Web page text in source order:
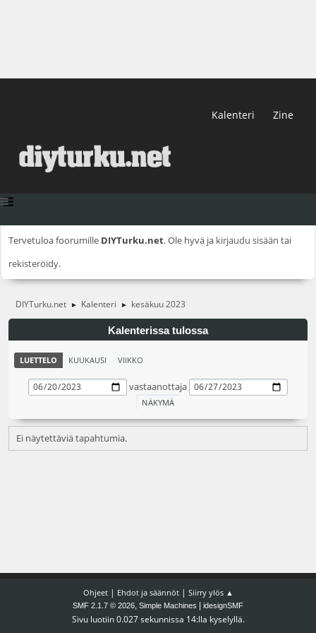
Kalenteri Zine
Tervetuloa foorumille DIYTurku.net. Ole hyvä ja kirjaudu sisään tai
rekisteröidy.
DIYTurku.net ► Kalenteri ► kesäkuu 2023
Kalenterissa tulossa
LUETTELO KUUKAUSI VIIKKO
vastaanottaja
Ei näytettäviä tapahtumia.
Ohjeet| Ehdot ja säännöt| Siirry ylös ▲
SMF 2.1.7 © 2026, Simple Machines idesignSMF
Sivu luotiin 0.027 sekunnissa 14:lla kyselyllä.